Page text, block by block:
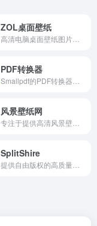
ZOL桌面壁纸
PDF转换器
风景壁纸网
SplitShire